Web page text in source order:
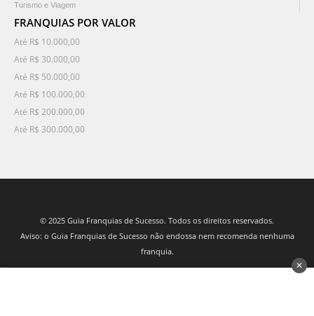
Turismo e Viagem
FRANQUIAS POR VALOR
Até R$ 10.000,00
Até R$ 30.000,00
Até R$ 50.000,00
Até R$ 100.000,00
Até R$ 200.000,00
Até R$ 300.000,00
© 2025 Guia Franquias de Sucesso. Todos os direitos reservados.
Aviso: o Guia Franquias de Sucesso não endossa nem recomenda nenhuma
franquia.
✕